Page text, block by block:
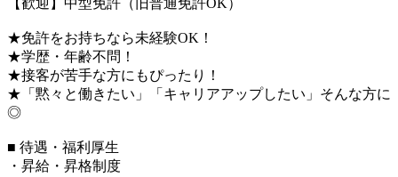
★免許をお持ちなら未経験OK！
★学歴・年齢不問！
★接客が苦手な方にもぴったり！
★「黙々と働きたい」「キャリアアップしたい」そんな方に
◎
■ 待遇・福利厚生
・昇給・昇格制度